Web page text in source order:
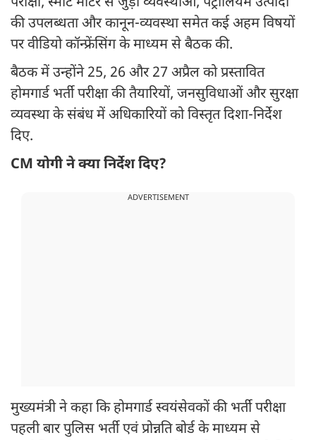
की उपलब्धता और कानून-व्यवस्था समेत कई अहम विषयों
पर वीडियो कॉन्फ्रेंसिंग के माध्यम से बैठक की.
बैठक में उन्होंने 25, 26 और 27 अप्रैल को प्रस्तावित
होमगार्ड भर्ती परीक्षा की तैयारियों, जनसुविधाओं और सुरक्षा
व्यवस्था के संबंध में अधिकारियों को विस्तृत दिशा-निर्देश
दिए.
CM योगी ने क्या निर्देश दिए?
ADVERTISEMENT
मुख्यमंत्री ने कहा कि होमगार्ड स्वयंसेवकों की भर्ती परीक्षा
पहली बार पुलिस भर्ती एवं प्रोन्नति बोर्ड के माध्यम से